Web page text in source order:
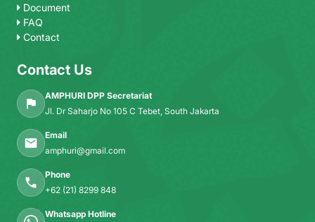
Document
FAQ
Contact
Contact Us
AMPHURI DPP Secretariat
Jl. Dr Saharjo No 105 C Tebet, South Jakarta
Email
amphuri@gmail.com
Phone
+62 (21) 8299 848
Whatsapp Hotline